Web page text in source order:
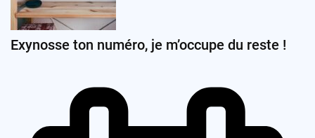
Exynosse ton numéro, je m’occupe du reste !